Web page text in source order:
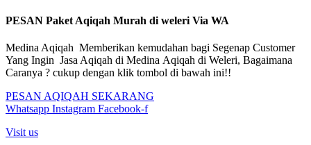
PESAN Paket Aqiqah Murah di weleri Via WA
Medina Aqiqah Memberikan kemudahan bagi Segenap Customer
Yang Ingin Jasa Aqiqah di Medina Aqiqah di Weleri, Bagaimana
Caranya ? cukup dengan klik tombol di bawah ini!!
PESAN AQIQAH SEKARANG
Whatsapp Instagram Facebook-f
Visit us